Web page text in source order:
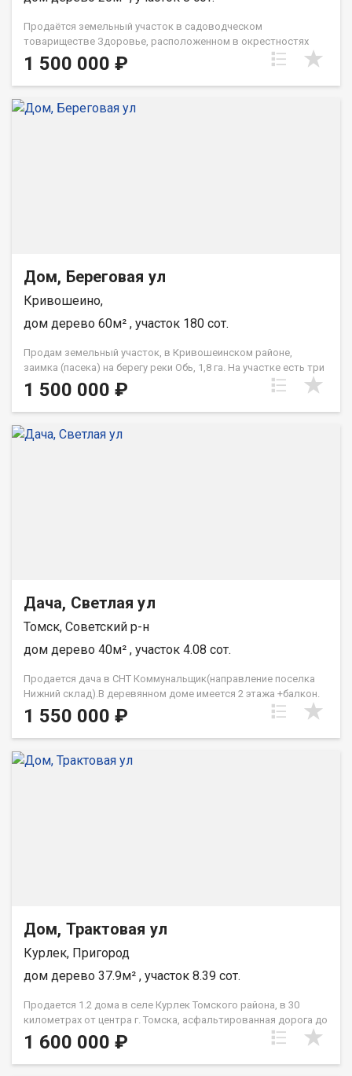
Продаётся земельный участок в садоводческом
товариществе Здоровье, расположенном в окрестностях
деревни Писарево. Основные характеристики: - Площадь
участка: 8 соток. - На участке имеются постройки: уютный
домик, беседка и баня, что создаёт комфортные условия для
отдыха. - Электричество проведено, что обеспечивает
удобство использования участка. Преимущества: - Участок
1 500 000 ₽
Дом, Береговая ул
Кривошеино,
дом дерево 60м² , участок 180 сот.
Продам земельный участок, в Кривошеинском районе,
заимка (пасека) на берегу реки Обь, 1,8 га. На участке есть три
жилых дома, баня, хоз. постройки, всё для разведения пасеки,
25 ульев. Сказочное место для отдыха как зимой так и летом.
Прекрасные места для охоты и рыбалки. Заимка разделена
на два участка, один из них расположен между рекой Обь и
живописным озером. При звонке, пожалуйста, сообщите
1 500 000 ₽
Дача, Светлая ул
Томск, Советский р-н
дом дерево 40м² , участок 4.08 сот.
Продается дача в СНТ Коммунальщик(направление поселка
Нижний склад).В деревянном доме имеется 2 этажа +балкон.
Все в приличном состояние. Печное отопление. Комнаты
просторные. Мебели нет. Имеется отдельный заезд для
автомобиля(под крышей).На территории есть
баня(действующая ,не требующая вложений).Имеется
хозблок под инструмент и дрова. Теплица без насаждений.
1 550 000 ₽
Дом, Трактовая ул
Курлек, Пригород
дом дерево 37.9м² , участок 8.39 сот.
Продается 1.2 дома в селе Курлек Томского района, в 30
километрах от центра г. Томска, асфальтированная дорога до
въезда во двор. Дом расположен на земельном участке с
разрешенным видом использования: для ведения личного
подсобного хозяйства. В доме две комнаты, кухня с верандой.
1 600 000 ₽